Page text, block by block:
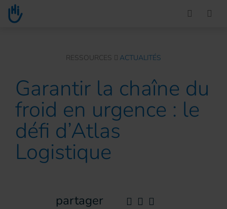
Go to main content
You are here :RESSOURCES ACTUALITÉS
Garantir la chaîne du
froid en urgence : le
défi d’Atlas
Logistique
partager